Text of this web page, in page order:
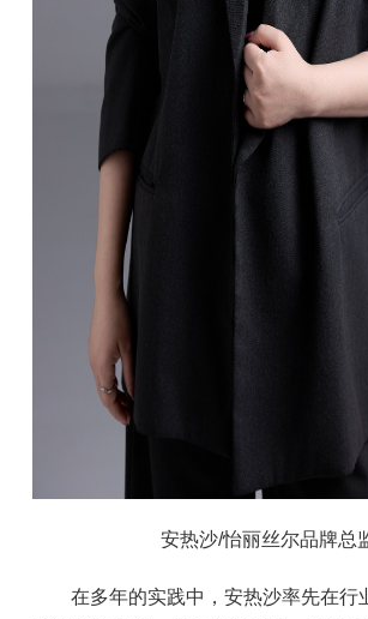
安热沙/怡丽丝尔品牌总
在多年的实践中，安热沙率先在行